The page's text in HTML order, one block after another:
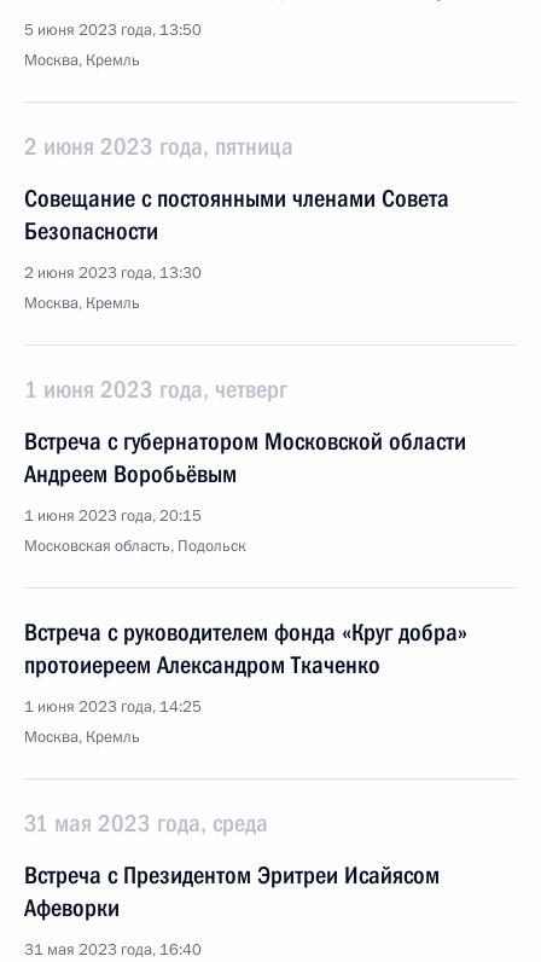
5 июня 2023 года, 13:50
Москва, Кремль
2 июня 2023 года, пятница
Совещание с постоянными членами Совета
Безопасности
2 июня 2023 года, 13:30
Москва, Кремль
1 июня 2023 года, четверг
Встреча с губернатором Московской области
Андреем Воробьёвым
1 июня 2023 года, 20:15
Московская область, Подольск
Встреча с руководителем фонда «Круг добра»
протоиереем Александром Ткаченко
1 июня 2023 года, 14:25
Москва, Кремль
31 мая 2023 года, среда
Встреча с Президентом Эритреи Исайясом
Афеворки
31 мая 2023 года, 16:40